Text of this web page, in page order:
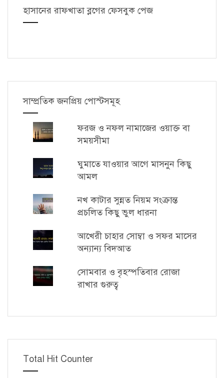
হাসানের রাফখাতা ব্লগের ফেসবুক পেজ
সাম্প্রতিক জনপ্রিয় পোস্টসমূহ
ফরজ ও নফল নামাজের ওয়াক্ত বা
সময়সীমা
ঘুমাতে যাওয়ার আগে মাসনুন কিছু
আমল
নখ কাটার সুন্নত নিয়ম সংক্রান্ত
প্রচলিত কিছু ভুল ধারনা
আখেরী চাহার সোম্বা ও সফর মাসের
অন্যান্য বিদআত
সোমবার ও বৃহস্পতিবার রোজা
রাখার গুরুত্ব
Total Hit Counter